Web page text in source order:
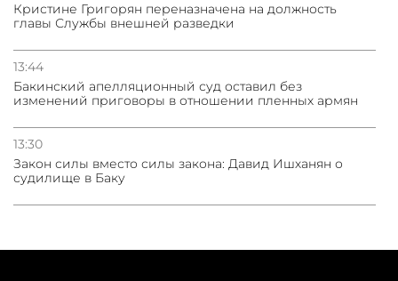
Кристине Григорян переназначена на должность
главы Службы внешней разведки
13:44
Бакинский апелляционный суд оставил без
изменений приговоры в отношении пленных армян
13:30
Закон силы вместо силы закона: Давид Ишханян о
судилище в Баку